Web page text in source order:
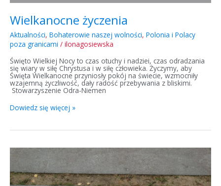
Wielkanocne życzenia
Aktualności, Bohaterowie naszej wolności, Polonia i Polacy
poza granicami / ilonagosiewska
Święto Wielkiej Nocy to czas otuchy i nadziei, czas odradzania
się wiary w siłę Chrystusa i w siłę człowieka. Życzymy, aby
Święta Wielkanocne przyniosły pokój na świecie, wzmocniły
wzajemną życzliwość, dały radość przebywania z bliskimi.
Stowarzyszenie Odra-Niemen
Dowiedz się więcej »
Dzień
Pamięci
Zbrodni
Katyńskiej